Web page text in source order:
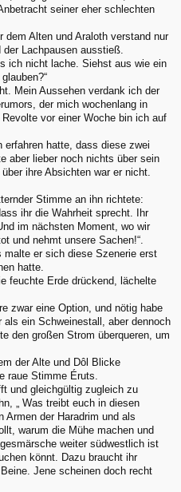
seiner eher schlechten
dem Alten und Araloth verstand nur
der Lachpausen ausstieß.
ich nicht lache. Siehst aus wie ein
Mein Aussehen verdank ich der
der mich wochenlang in
vor einer Woche bin ich auf
erfahren hatte, dass diese zwei
aber lieber noch nichts über sein
ihre Absichten war er nicht.
Stimme an ihn richtete:
ihr die Wahrheit sprecht. Ihr
im nächsten Moment, wo wir
und nehmt unsere Sachen!“.
er sich diese Szenerie erst
hatte.
feuchte Erde drückend, lächelte
zwar eine Option, und nötig habe
ein Schweinestall, aber dennoch
den großen Strom überqueren, um
der Alte und Dôl Blicke
raue Stimme Éruts.
und gleichgültig zugleich zu
„ Was treibt euch in diesen
Armen der Haradrim und als
warum die Mühe machen und
weiter südwestlich ist
könnt. Dazu braucht ihr
Jene scheinen doch recht